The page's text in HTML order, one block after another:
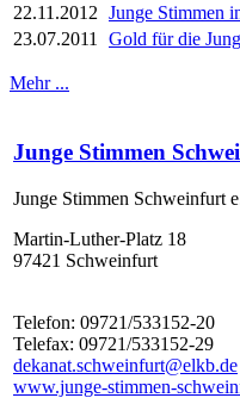
22.11.2012 Junge Stimmen
23.07.2011
Gold für die
Mehr ...
Junge Stimmen
Junge Stimmen Schweinfurt
Martin-Luther-Platz 18
97421 Schweinfurt
Telefon: 09721/533152-20
Telefax: 09721/533152-29
dekanat.schweinfurt@elkb.de
www.junge-stimmen-